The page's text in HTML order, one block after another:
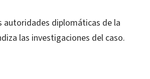
autoridades diplomáticas de la
las investigaciones del caso.